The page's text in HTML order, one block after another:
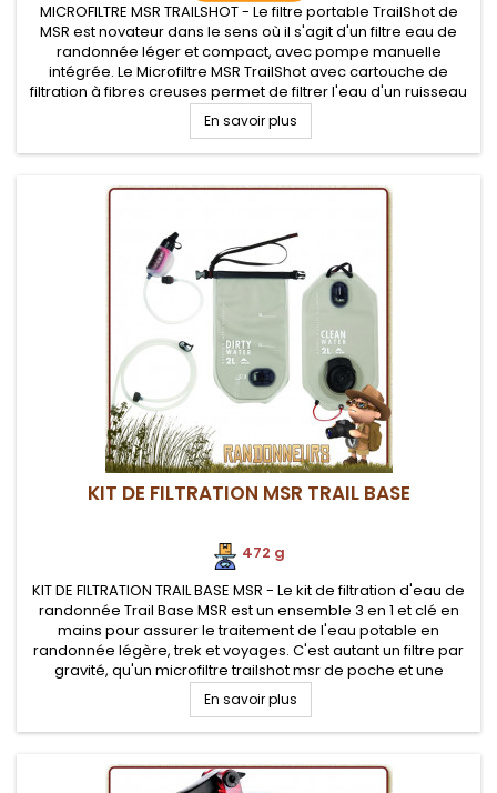
MICROFILTRE MSR TRAILSHOT - Le filtre portable TrailShot de
MSR est novateur dans le sens où il s'agit d'un filtre eau de
randonnée léger et compact, avec pompe manuelle
intégrée. Le Microfiltre MSR TrailShot avec cartouche de
filtration à fibres creuses permet de filtrer l'eau d'un ruisseau
ou de tout autre point d'eau dans la nature
En savoir plus
KIT DE FILTRATION MSR TRAIL BASE
472 g
KIT DE FILTRATION TRAIL BASE MSR - Le kit de filtration d'eau de
randonnée Trail Base MSR est un ensemble 3 en 1 et clé en
mains pour assurer le traitement de l'eau potable en
randonnée légère, trek et voyages. C'est autant un filtre par
gravité, qu'un microfiltre trailshot msr de poche et une
réserve d'eau
En savoir plus